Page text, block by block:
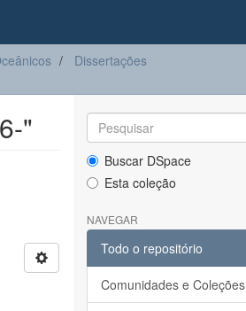
Dissertações
"
Buscar DSpace
Esta coleção
NAVEGAR
Todo o repositório
Comunidades e Coleções